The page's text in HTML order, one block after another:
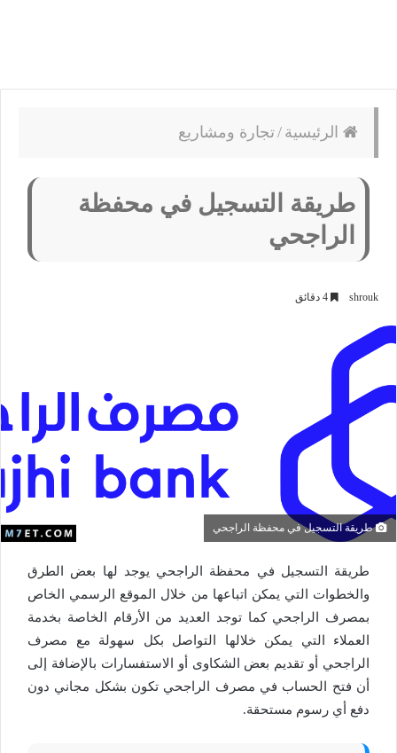
الرئيسية /تجارة ومشاريع
طريقة التسجيل في محفظة
الراجحي
shrouk
طريقة التسجيل في محفظة الراجحي
طريقة التسجيل في محفظة الراجحي يوجد لها بعض الطرق
والخطوات التي يمكن اتباعها من خلال الموقع الرسمي الخاص
بمصرف الراجحي كما توجد العديد من الأرقام الخاصة بخدمة
العملاء التي يمكن خلالها التواصل بكل سهولة مع مصرف
الراجحي أو تقديم بعض الشكاوى أو الاستفسارات بالإضافة إلى
أن فتح الحساب في مصرف الراجحي تكون بشكل مجاني دون
دفع أي رسوم مستحقة.